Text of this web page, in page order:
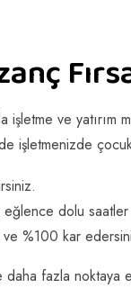
işletme ve
işletmenizde
dolu saatler
ve %100 kar
fazla noktaya